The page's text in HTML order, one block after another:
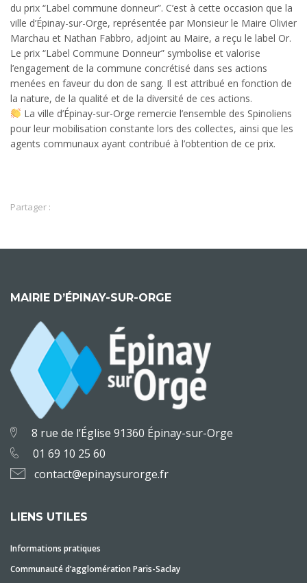
du prix “Label commune donneur”. C’est à cette occasion que la
ville d’Épinay-sur-Orge, représentée par Monsieur le Maire Olivier
Marchau et Nathan Fabbro, adjoint au Maire, a reçu le label Or.
Le prix “Label Commune Donneur” symbolise et valorise
l’engagement de la commune concrétisé dans ses actions
menées en faveur du don de sang. Il est attribué en fonction de
la nature, de la qualité et de la diversité de ces actions.
La ville d’Épinay-sur-Orge remercie l’ensemble des Spinoliens
pour leur mobilisation constante lors des collectes, ainsi que les
agents communaux ayant contribué à l’obtention de ce prix.
Partager :
MAIRIE D’ÉPINAY-SUR-ORGE
8 rue de l’Église 91360 Épinay-sur-Orge
01 69 10 25 60
contact@epinaysurorge.fr
LIENS UTILES
Informations pratiques
Communauté d’agglomération Paris-Saclay